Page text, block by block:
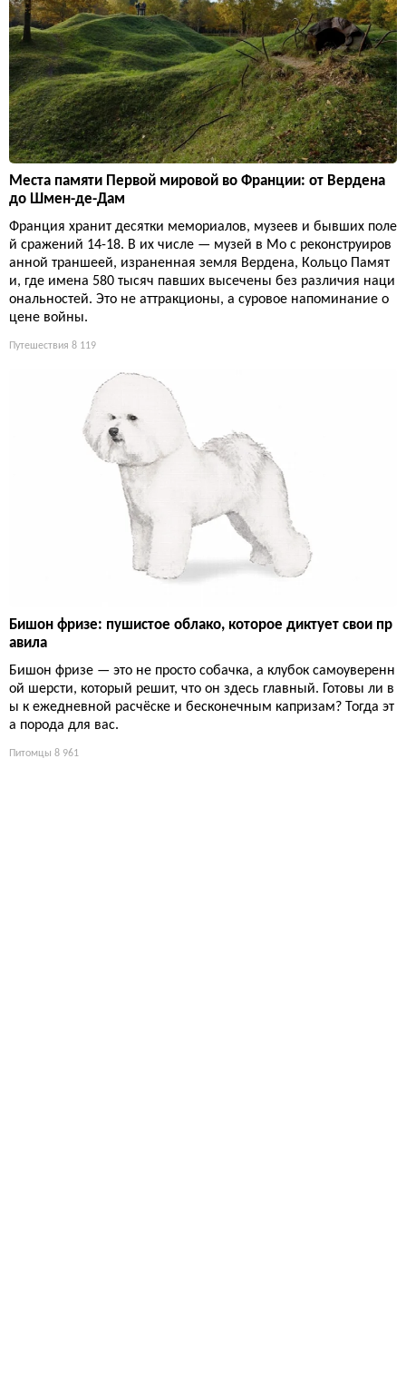
Места памяти Первой мировой во Франции: от Вердена
до Шмен-де-Дам
Франция хранит десятки мемориалов, музеев и бывших поле
й сражений 14-18. В их числе — музей в Мо с реконструиров
анной траншеей, израненная земля Вердена, Кольцо Памят
и, где имена 580 тысяч павших высечены без различия наци
ональностей. Это не аттракционы, а суровое напоминание о
цене войны.
Путешествия 8 119
Бишон фризе: пушистое облако, которое диктует свои пр
авила
Бишон фризе — это не просто собачка, а клубок самоуверенн
ой шерсти, который решит, что он здесь главный. Готовы ли в
ы к ежедневной расчёске и бесконечным капризам? Тогда эт
а порода для вас.
Питомцы 8 961